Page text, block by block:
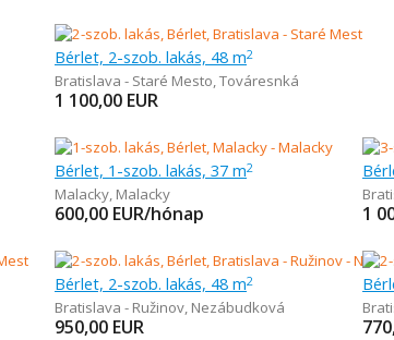
Bérlet, 2-szob. lakás, 48 m2
Bratislava - Staré Mesto,Továresnká
1 100,00 EUR
Bérlet, 1-szob. lakás, 37 m2
Malacky, Malacky
600,00 EUR/hónap 1
Bérlet, 2-szob. lakás, 48 m2
Bratislava - Ružinov, Nezábudková
950,00 EUR